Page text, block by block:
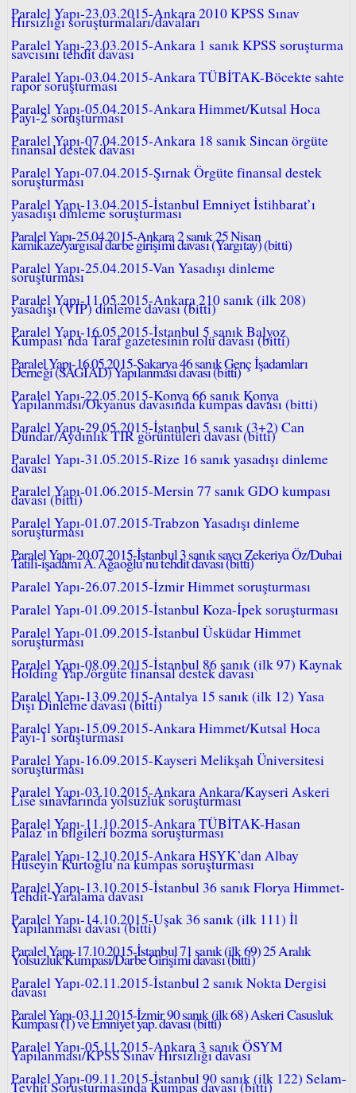
Paralel Yapı-23.03.2015-Ankara 2010 KPSS Sınav
Hırsızlığı soruşturmaları/davaları
Paralel Yapı-23.03.2015-Ankara 1 sanık KPSS soruşturma
savcısını tehdit davası
Paralel Yapı-03.04.2015-Ankara TÜBİTAK-Böcekte sahte
rapor soruşturması
Paralel Yapı-05.04.2015-Ankara Himmet/Kutsal Hoca
Payı-2 soruşturması
Paralel Yapı-07.04.2015-Ankara 18 sanık Sincan örgüte
finansal destek davası
Paralel Yapı-07.04.2015-Şırnak Örgüte finansal destek
soruşturması
Paralel Yapı-13.04.2015-İstanbul Emniyet İstihbarat’ı
yasadışı dinleme soruşturması
Paralel Yapı-25.04.2015-Ankara 2 sanık 25 Nisan
kamikaze/yargısal darbe girişimi davası (Yargıtay) (bitti)
Paralel Yapı-25.04.2015-Van Yasadışı dinleme
soruşturması
Paralel Yapı-11.05.2015-Ankara 210 sanık (ilk 208)
yasadışı (VIP) dinleme davası (bitti)
Paralel Yapı-16.05.2015-İstanbul 5 sanık Balyoz
Kumpası’nda Taraf gazetesinin rolü davası (bitti)
Paralel Yapı-16.05.2015-Sakarya 46 sanık Genç İşadamları
Derneği (SAGİAD) Yapılanması davası (bitti)
Paralel Yapı-22.05.2015-Konya 66 sanık Konya
Yapılanması/Okyanus davasında kumpas davası (bitti)
Paralel Yapı-29.05.2015-İstanbul 5 sanık (3+2) Can
Dündar/Aydınlık TIR görüntüleri davası (bitti)
Paralel Yapı-31.05.2015-Rize 16 sanık yasadışı dinleme
davası
Paralel Yapı-01.06.2015-Mersin 77 sanık GDO kumpası
davası (bitti)
Paralel Yapı-01.07.2015-Trabzon Yasadışı dinleme
soruşturması
Paralel Yapı-20.07.2015-İstanbul 3 sanık savcı Zekeriya Öz/Dubai
Tatili-işadamı A. Ağaoğlu’nu tehdit davası (bitti)
Paralel Yapı-26.07.2015-İzmir Himmet soruşturması
Paralel Yapı-01.09.2015-İstanbul Koza-İpek soruşturması
Paralel Yapı-01.09.2015-İstanbul Üsküdar Himmet
soruşturması
Paralel Yapı-08.09.2015-İstanbul 86 sanık (ilk 97) Kaynak
Holding Yap./örgüte finansal destek davası
Paralel Yapı-13.09.2015-Antalya 15 sanık (ilk 12) Yasa
Dışı Dinleme davası (bitti)
Paralel Yapı-15.09.2015-Ankara Himmet/Kutsal Hoca
Payı-1 soruşturması
Paralel Yapı-16.09.2015-Kayseri Melikşah Üniversitesi
soruşturması
Paralel Yapı-03.10.2015-Ankara Ankara/Kayseri Askeri
Lise sınavlarında yolsuzluk soruşturması
Paralel Yapı-11.10.2015-Ankara TÜBİTAK-Hasan
Palaz’ın bilgileri bozma soruşturması
Paralel Yapı-12.10.2015-Ankara HSYK’dan Albay
Hüseyin Kurtoğlu’na kumpas soruşturması
Paralel Yapı-13.10.2015-İstanbul 36 sanık Florya Himmet-
Tehdit-Yaralama davası
Paralel Yapı-14.10.2015-Uşak 36 sanık (ilk 111) İl
Yapılanması davası (bitti)
Paralel Yapı-17.10.2015-İstanbul 71 sanık (ilk 69) 25 Aralık
Yolsuzluk Kumpası/Darbe Girişimi davası (bitti)
Paralel Yapı-02.11.2015-İstanbul 2 sanık Nokta Dergisi
davası
Paralel Yapı-03.11.2015-İzmir 90 sanık (ilk 68) Askeri Casusluk
Kumpası (1) ve Emniyet yap. davası (bitti)
Paralel Yapı-05.11.2015-Ankara 3 sanık ÖSYM
Yapılanması/KPSS Sınav Hırsızlığı davası
Paralel Yapı-09.11.2015-İstanbul 90 sanık (ilk 122) Selam-
Tevhit Soruşturmasında Kumpas davası (bitti)